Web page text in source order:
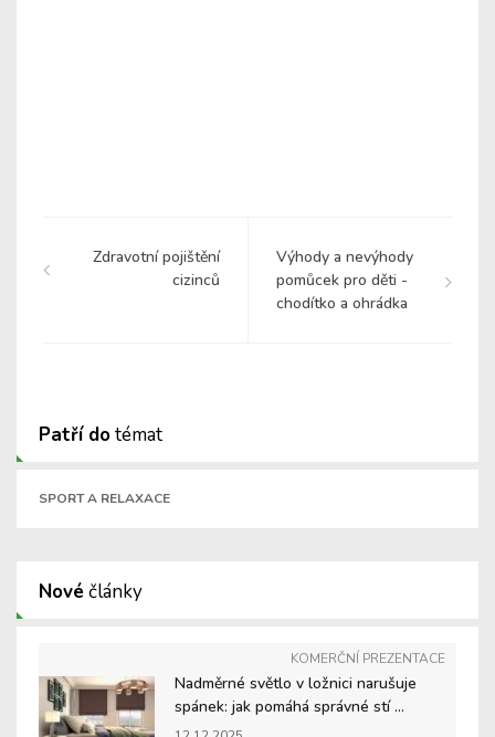
Zdravotní pojištění
cizinců
Výhody a nevýhody
pomůcek pro děti -
chodítko a ohrádka
Patří dotémat
SPORT A RELAXACE
Nové články
KOMERČNÍ PREZENTACE
Nadměrné světlo v ložnici narušuje
spánek: jak pomáhá správné stí ...